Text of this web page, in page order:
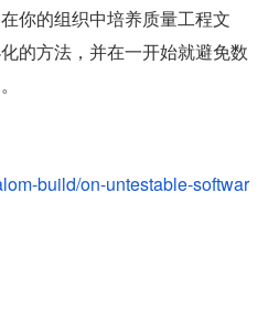
你的组织中培养质量工程文
的方法，并在一开始就避免数
build/on-untestable-softwar